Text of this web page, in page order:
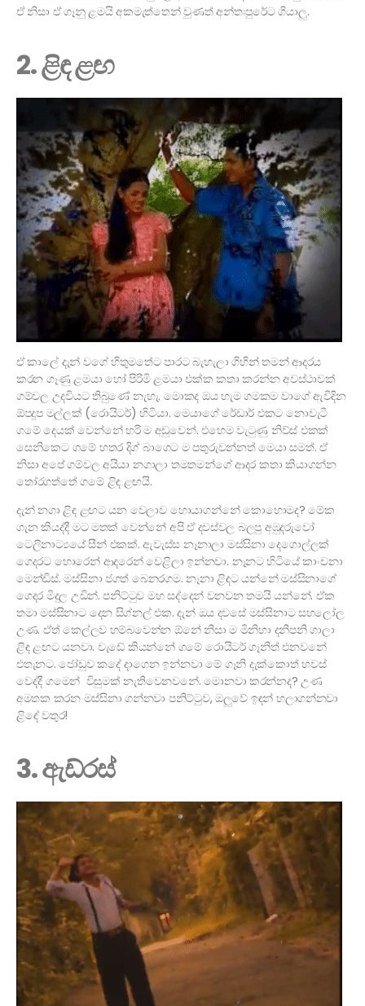
ඒ නිසා ඒ ගෑනු ළමයි අකමැත්තෙන් වුණත් අන්තඃපුරේට ගියාලු.
2. ළිඳ ළඟ
ඒ කාලේ දැන් වගේ හිතුමතේට පාරට බැහැලා ගිහින් තමන් ආදරය
කරන ගෑණු ළමයා හෝ පිරිමි ළමයා එක්ක කතා කරන්න අවස්ථාවක්
ගම්වල උදවියට තිබුණේ නැහැ. මොකද ඔය හැම ගමකම වාගේ ඇවිදින
ඕපදූප මල්ලක් (රොයිටර්) හිටියා. මෙයාගේ රේඩාර් එකට නොවැටී
ගමේ දෙයක් වෙන්නේ හරි ම අඩුවෙන්. එහෙම වැටුණු නිව්ස් එකක්
සෙනිකෙට ගමේ හතර දිග් බාගෙට ම පතුරුවන්නත් මෙයා සමත්. ඒ
නිසා අපේ ගම්වල අයියා නගාලා තමතමන්ගේ ආදර කතා කියාගන්න
තෝරගත්තේ ගමේ ළිඳ ළඟයි.
දැන් නගා ළිඳ ළඟට යන වෙලාව හොයාගන්නේ කොහොමද? මේක
ගැන කියද්දී මට මතක් වෙන්නේ අපි ඒ දවස්වල බලපු අඹුදරුවෝ
ටෙලිනාට්‍යයේ සීන් එකක්. ඇවැස්ස නෑනාලා මස්සිනා දෙගොල්ලක්
ගෙදරට හොරෙන් ආදරෙන් වෙළිලා ඉන්නවා. නෑනට හිටියේ කාංචනා
මෙන්ඩිස්. මස්සිනා ජගත් බෙනරගම. නෑනා ළිඳට යන්නේ මස්සිනාගේ
ගෙදර මිදුල උඩින්. පනිට්ටුව මහ සද්දෙන් වනවන තමයි යන්නේ. ඒක
තමා මස්සිනාට දෙන සිග්නල් එක. දැන් ඔය දවසේ මස්සිනාට සහලෝල
උණ. ඒත් කෙල්ලව හම්බවෙන්න ඕනේ නිසා ම මිනිහා දනිපනි ගාලා
ළිඳ ළඟට යනවා. වැඩේ කියන්නේ ගමේ රොයිටර් ගෑනිත් එනවනේ
එතැනට. ජෝඩුව කදේ දාගෙන ඉන්නවා මේ ගෑනි දැක්කොත් හවස්
වෙද්දී ගමෙන් විසුමක් නැතිවෙනවනේ. මොනවා කරන්නද? උණ
අමතක කරන මස්සිනා ගන්නවා පනිට්ටුව, ඔලුවේ ඉඳන් හලාගන්නවා
ළිඳේ වතුර!
3. ඇඩ්රස්